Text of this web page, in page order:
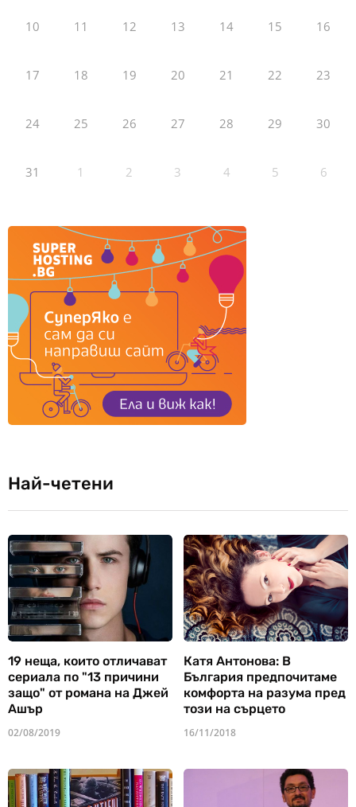
10 11 12 13 14 15 16
17 18 19 20 21 22 23
24 25 26 27 28 29 30
31 1 2 3 4 5 6
Най-четени
19 неща, които отличават
сериала по "13 причини
защо" от романа на Джей
Ашър
02/08/2019
Катя Антонова: В
България предпочитаме
комфорта на разума пред
този на сърцето
16/11/2018